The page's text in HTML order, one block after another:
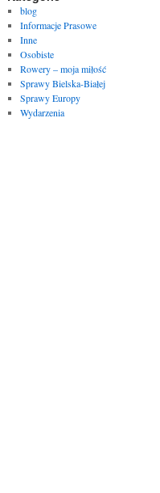
blog
Informacje Prasowe
Inne
Osobiste
Rowery – moja miłość
Sprawy Bielska-Białej
Sprawy Europy
Wydarzenia